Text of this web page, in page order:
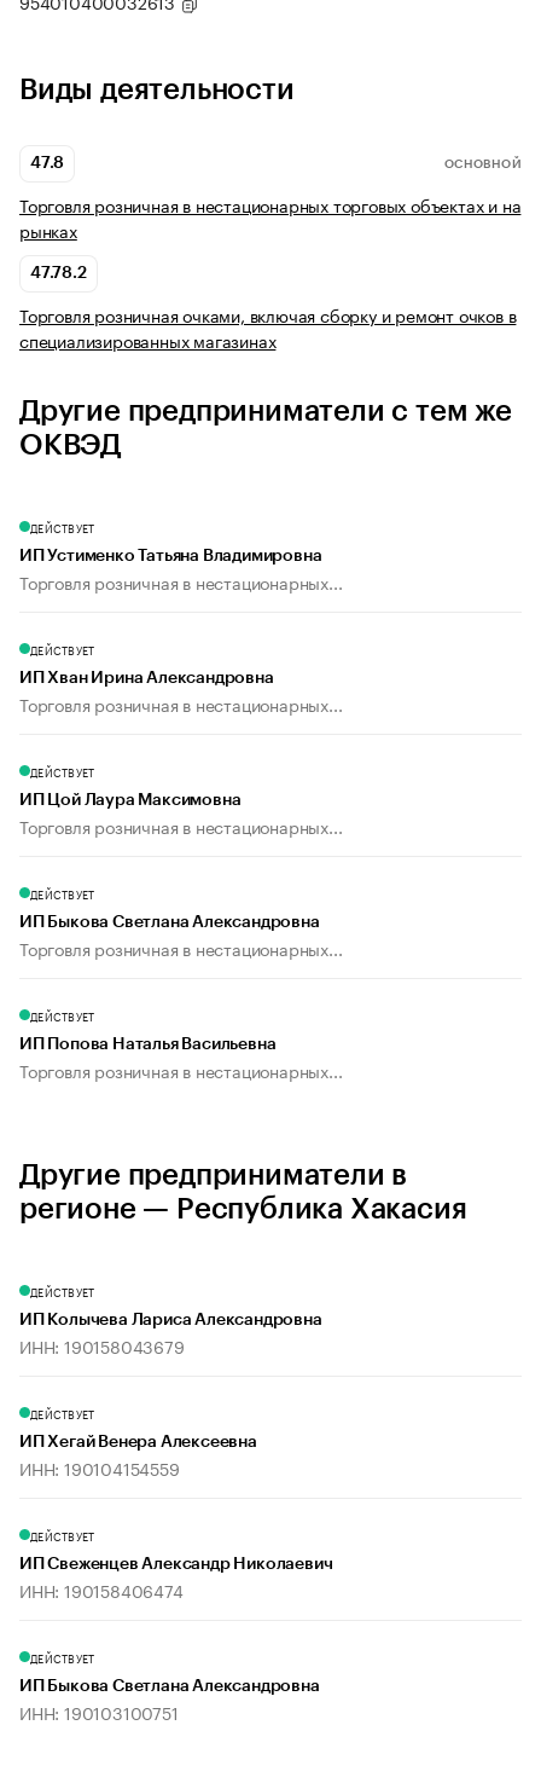
Виды деятельности
47.8 ОСНОВНОЙ
Торговля розничная в нестационарных торговых объектах и на
рынках
47.78.2
Торговля розничная очками, включая сборку и ремонт очков в
специализированных магазинах
Другие предприниматели с тем же
ОКВЭД
ДЕЙСТВУЕТ
ИП Устименко Татьяна Владимировна
Торговля розничная в нестационарных...
ДЕЙСТВУЕТ
ИП Хван Ирина Александровна
Торговля розничная в нестационарных...
ДЕЙСТВУЕТ
ИП Цой Лаура Максимовна
Торговля розничная в нестационарных...
ДЕЙСТВУЕТ
ИП Быкова Светлана Александровна
Торговля розничная в нестационарных...
ДЕЙСТВУЕТ
ИП Попова Наталья Васильевна
Торговля розничная в нестационарных...
Другие предприниматели в
регионе — Республика Хакасия
ДЕЙСТВУЕТ
ИП Колычева Лариса Александровна
ИНН: 190158043679
ДЕЙСТВУЕТ
ИП Хегай Венера Алексеевна
ИНН: 190104154559
ДЕЙСТВУЕТ
ИП Свеженцев Александр Николаевич
ИНН: 190158406474
ДЕЙСТВУЕТ
ИП Быкова Светлана Александровна
ИНН: 190103100751